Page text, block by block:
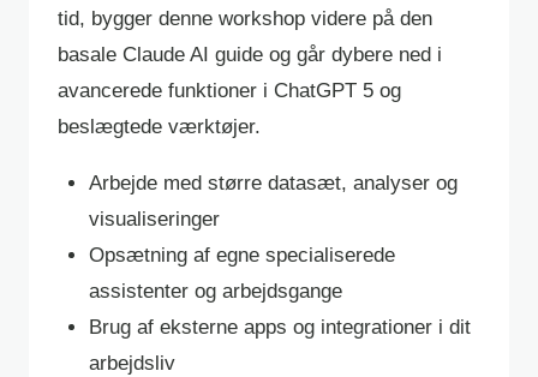
tid, bygger denne workshop videre på den
basale Claude AI guide og går dybere ned i
avancerede funktioner i ChatGPT 5 og
beslægtede værktøjer.
Arbejde med større datasæt, analyser og
visualiseringer
Opsætning af egne specialiserede
assistenter og arbejdsgange
Brug af eksterne apps og integrationer i dit
arbejdsliv